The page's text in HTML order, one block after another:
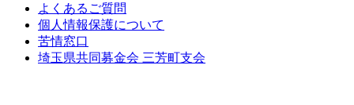
よくあるご質問
個人情報保護について
苦情窓口
埼玉県共同募金会 三芳町支会